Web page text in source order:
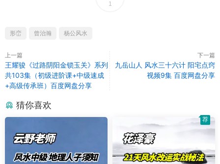
1
形峦 曾治瀚 杨公风水
上一篇
王耀骏《过路阴阳金锁玉关》系列
共103集（初级进阶课+中级速成
+高级传承班）百度网盘分享
下一篇
九岳山人 风水三十六计 阳宅点窍
视频9集 百度网盘分享
猜你喜欢
荐